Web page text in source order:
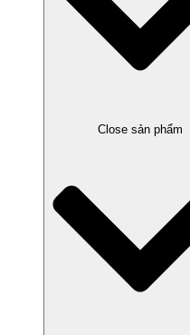
Close sản phẩm